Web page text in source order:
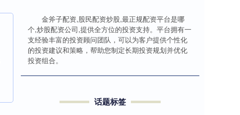
金斧子配资,股民配资炒股,最正规配资平台是哪
个,炒股配资公司,提供全方位的投资支持。平台拥有一
支经验丰富的投资顾问团队，可以为客户提供个性化
的投资建议和策略，帮助您制定长期投资规划并优化
投资组合。
话题标签